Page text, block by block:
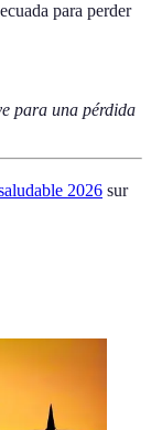
para perder
para una pérdida
2026 sur